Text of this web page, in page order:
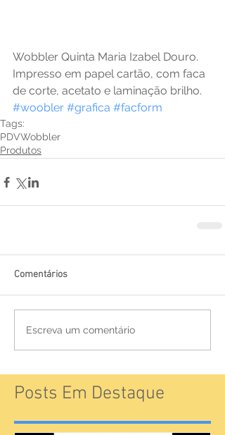
Wobbler Quinta Maria Izabel Douro.
Impresso em papel cartão, com faca
de corte, acetato e laminação brilho.
#woobler #grafica #facform
Tags:
PDVWobbler
Produtos
Comentários
Escreva um comentário
Posts Em Destaque